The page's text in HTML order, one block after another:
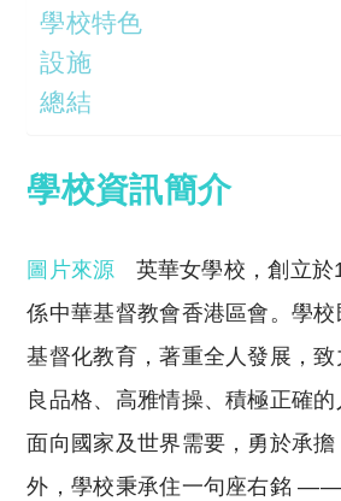
學校特色
設施
總結
學校資訊簡介
圖片來源
英華女學校，創立
係中華基督教會香港區會。學
基督化教育，著重全人發展，
良品格、高雅情操、積極正確的
面向國家及世界需要，勇於承
外，學校秉承住一句座右銘 ——